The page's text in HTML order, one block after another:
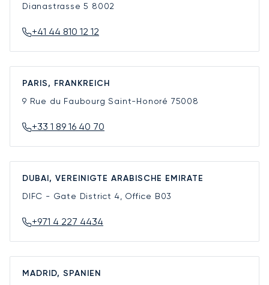
Dianastrasse 5 8002
+41 44 810 12 12
PARIS, FRANKREICH
9 Rue du Faubourg Saint-Honoré 75008
+33 1 89 16 40 70
DUBAI, VEREINIGTE ARABISCHE EMIRATE
DIFC - Gate District 4, Office B03
+971 4 227 4434
MADRID, SPANIEN